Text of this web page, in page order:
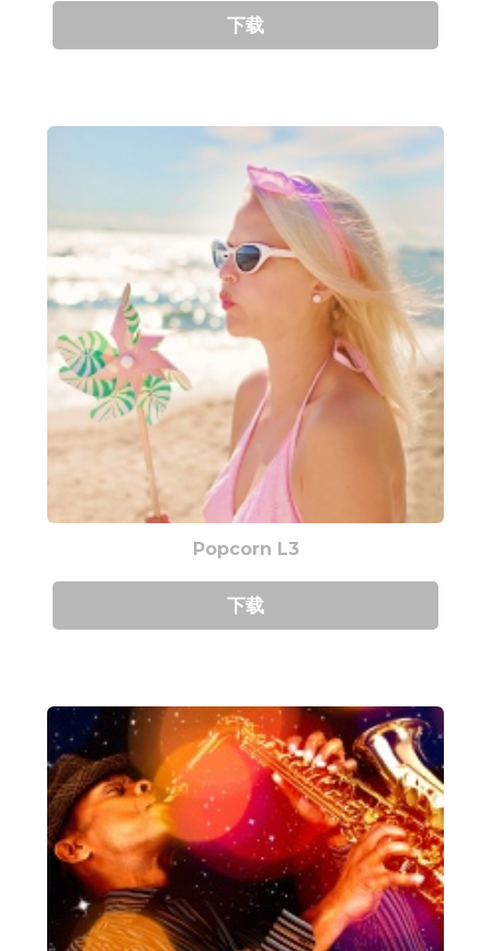
下载
Popcorn L3
下载